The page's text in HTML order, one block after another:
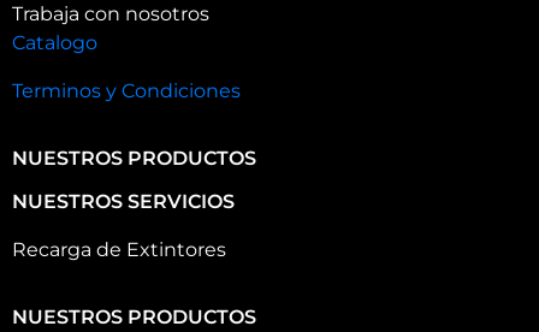
Trabaja con nosotros
Catalogo
Terminos y Condiciones
NUESTROS PRODUCTOS
NUESTROS SERVICIOS
Recarga de Extintores
NUESTROS PRODUCTOS